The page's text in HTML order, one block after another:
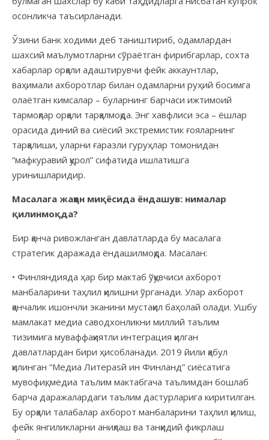
осонликча таъсирланади.
Ўзини банк ходими деб таништириб, одамлардан
шахсий маълумотларни сўраётган фирибгарлар, сохта
хабарлар орқали адаштирувчи фейк аккаунтлар,
ваҳимали ахборотлар билан одамларни руҳий босимга
олаётган кимсалар – буларнинг барчаси ижтимоий
тармоқлар орқали тарқалмоқда. Энг хавфлиси эса – ёшлар
орасида диний ва сиёсий экстремистик ғояларнинг
тарқалиши, уларни ғаразли гуруҳлар томонидан
“мафкуравий қурол” сифатида ишлатишга
уринишларидир.
Масалага жаҳон миқёсида ёндашув: нималар
қилинмоқда?
Бир қанча ривожланган давлатларда бу масалага
стратегик даражада ёндашилмоқда. Масалан:
• Финляндияда ҳар бир мактаб ўқувчиси ахборот
манбаларини таҳлил қилишни ўрганади. Улар ахборот
қанчалик ишончли эканини мустақил баҳолай олади. Ушбу
мамлакат медиа саводхонликни миллий таълим
тизимига муваффақиятли интеграция қилган
давлатлардан бири ҳисобланади. 2019 йили қабул
қилинган “Медиа Литераsй ин Финланд” сиёсатига
мувофиқ, медиа таълим мактабгача таълимдан бошлаб
барча даражалардаги таълим дастурларига киритилган.
Бу орқали талабалар ахборот манбаларини таҳлил қилиш,
фейк янгиликларни аниқлаш ва танқидий фикрлаш